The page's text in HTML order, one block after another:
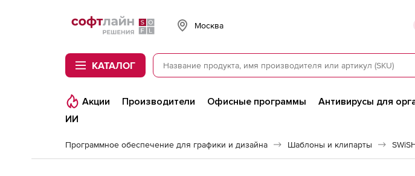
Softline
Москва
КАТАЛОГ
Акции Производители Офисные программы Антивирусы для
ИИ
Программное обеспечение для графики и дизайна Шаблоны и клипарты